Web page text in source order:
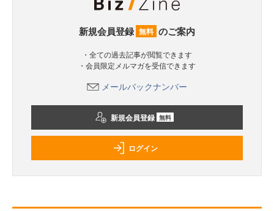
新規会員登録 無料 のご案内
・全ての過去記事が閲覧できます
・会員限定メルマガを受信できます
メールバックナンバー
新規会員登録 無料
ログイン